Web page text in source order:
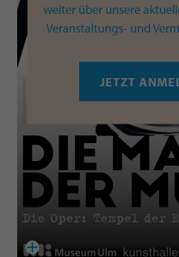
weiter über unsere
Veranstaltungs- und
JETZT